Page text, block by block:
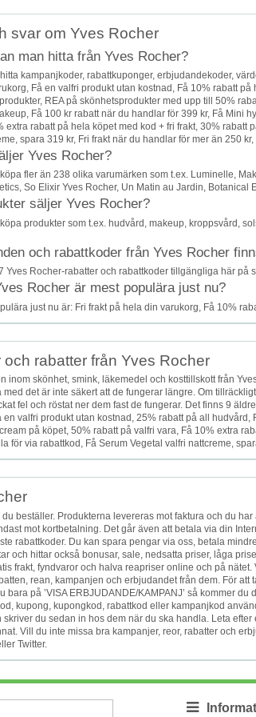
svar om Yves Rocher
man hitta från Yves Rocher?
kampanjkoder, rabattkuponger, erbjudandekoder,
Få en valfri produkt utan kostnad, Få 10% rabatt
REA på skönhetsprodukter med upp till 50%
Få 100 kr rabatt när du handlar för 399 kr, Få Mini
extra rabatt på hela köpet med kod + fri frakt, 30% rabatt
spara 319 kr, Fri frakt när du handlar för mer än 250 kr,
Yves Rocher?
fler än 238 olika varumärken som t.ex. Luminelle,
So Elixir Yves Rocher, Un Matin au Jardin, Botanical
säljer Yves Rocher?
produkter som t.ex. hudvård, makeup, kroppsvård,
och rabattkoder från Yves Rocher
Yves Rocher-rabatter och rabattkoder tillgängliga här på
Rocher är mest populära just nu?
just nu är: Fri frakt på hela din varukorg, Få 10%
rabatter från Yves Rocher
inom skönhet, smink, läkemedel och kosttillskott från
det är inte säkert att de fungerar längre. Om
fel och röstat ner dem fast de fungerar. Det finns 9
valfri produkt utan kostnad, 25% rabatt på all
på köpet, 50% rabatt på valfri vara, Få 10% extra
för via rabattkod, Få Serum Vegetal valfri nattcreme,
beställer. Produkterna levereras mot faktura och du
mot kortbetalning. Det går även att betala via din
rabattkoder. Du kan spara pengar via oss, betala
och hittar också bonusar, sale, nedsatta priser, låga
frakt, fyndvaror och halva reapriser online och på
rean, kampanjen och erbjudandet från dem. För
bara på ’VISA ERBJUDANDE/KAMPANJ’ så kommer
kupong, kupongkod, rabattkod eller kampanjkod
du sedan in hos dem när du ska handla. Leta efter
Vill du inte missa bra kampanjer, reor, rabatter och
Twitter.